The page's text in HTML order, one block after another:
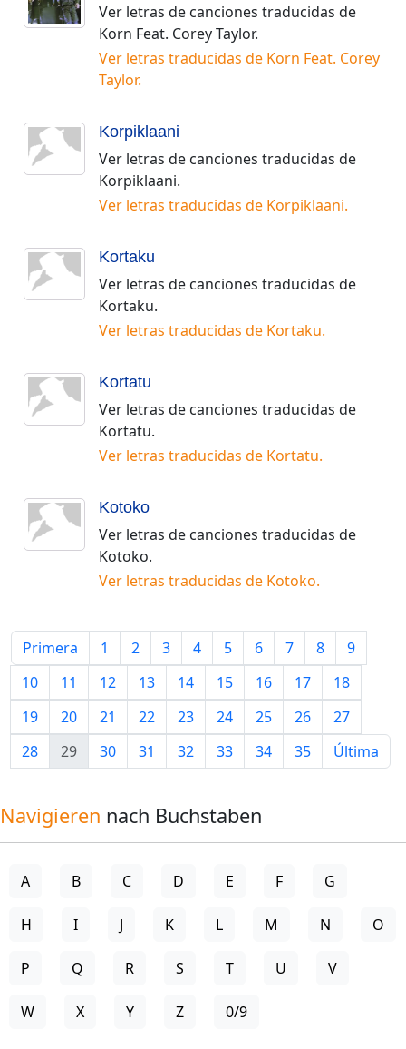
Ver letras de canciones traducidas de
Korn Feat. Corey Taylor.
Ver letras traducidas de Korn Feat. Corey
Taylor.
Korpiklaani
Ver letras de canciones traducidas de
Korpiklaani.
Ver letras traducidas de Korpiklaani.
Kortaku
Ver letras de canciones traducidas de
Kortaku.
Ver letras traducidas de Kortaku.
Kortatu
Ver letras de canciones traducidas de
Kortatu.
Ver letras traducidas de Kortatu.
Kotoko
Ver letras de canciones traducidas de
Kotoko.
Ver letras traducidas de Kotoko.
Primera 1 2 3 4 5 6 7 8
9
10
11 12 13 14 15 16 17
18
19
20 21 22 23 24 25 26
27
28
29 30 31 32 33 34 35 Última
Navigieren nach Buchstaben
A B C D E F G
H I J K L M N O
P Q R S T U V
W X Y Z 0/9